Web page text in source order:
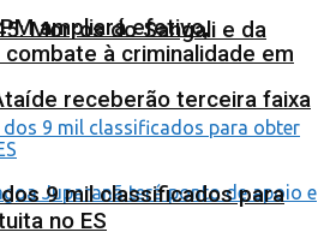
Morros do Sangali e da
receberão terceira faixa
ampliará efetivo,
à criminalidade em
9 mil classificados para
no ES